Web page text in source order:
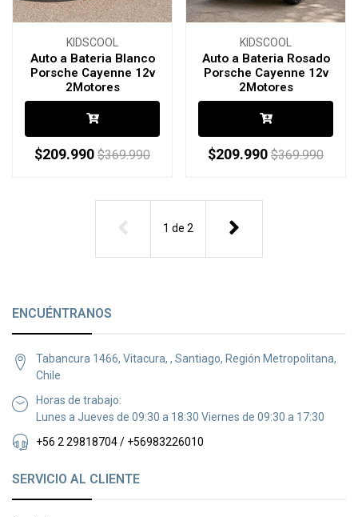
KIDSCOOL
Auto a Bateria Blanco
Porsche Cayenne 12v
2Motores
$209.990 $369.990
KIDSCOOL
Auto a Bateria Rosado
Porsche Cayenne 12v
2Motores
$209.990 $369.990
1 de 2
ENCUÉNTRANOS
Tabancura 1466, Vitacura, , Santiago, Región Metropolitana,
Chile
Horas de trabajo:
Lunes a Jueves de 09:30 a 18:30 Viernes de 09:30 a 17:30
+56 2 29818704 / +56983226010
SERVICIO AL CLIENTE